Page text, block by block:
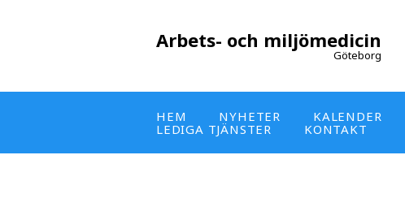
Arbets- och miljömedicin
Göteborg
HEM NYHETER KALENDER
LEDIGA TJÄNSTER
KONTAKT